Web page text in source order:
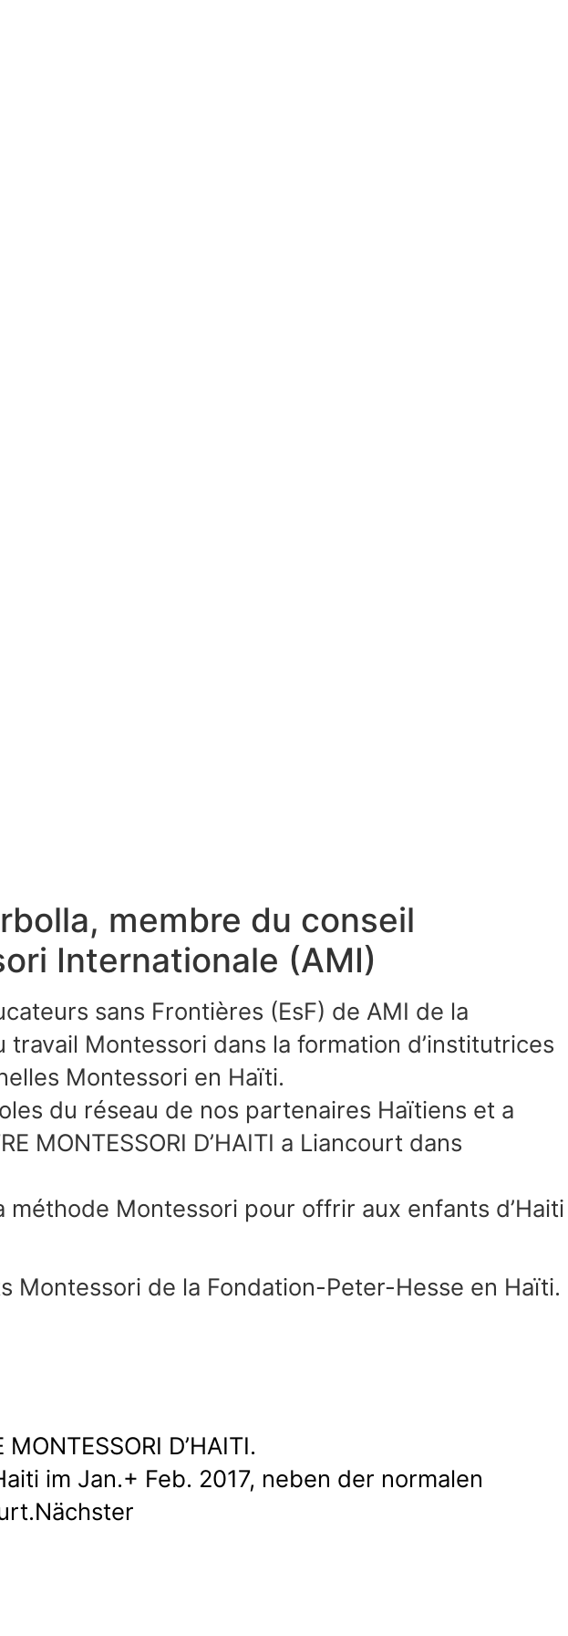
membre du conseil
Internationale (AMI)
sans Frontières (EsF) de AMI de la
Montessori dans la formation d’institutrices
Montessori en Haïti.
du réseau de nos partenaires Haïtiens et a
MONTESSORI D’HAITI a Liancourt dans
Montessori pour offrir aux enfants d’Haiti
de la Fondation-Peter-Hesse en Haïti.
D’HAITI.
im Jan.+ Feb. 2017, neben der normalen
Nächster